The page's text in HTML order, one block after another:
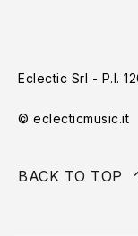
Eclectic Srl - P.I.
© eclecticmusic.it
BACK TO TOP